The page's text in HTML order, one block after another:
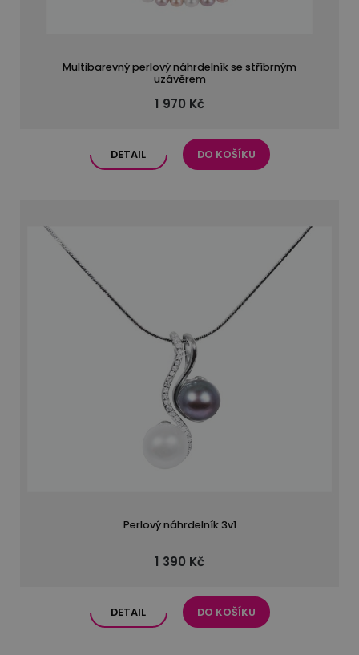
Multibarevný perlový náhrdelník se stříbrným
uzávěrem
1 970 Kč
DETAIL DO KOŠÍKU
Perlový náhrdelník 3v1
1 390 Kč
DETAIL DO KOŠÍKU